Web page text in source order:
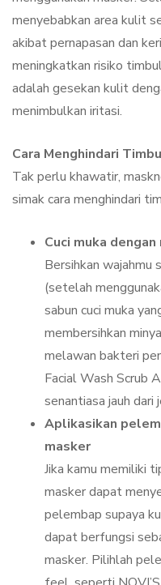
menyebabkan area kulit
akibat pernapasan dan
meningkatkan risiko
adalah gesekan kulit
menimbulkan iritasi.
Cara Menghindari
Tak perlu khawatir,
simak cara menghindari
Cuci muka
Bersihkan wajahmu
(setelah
sabun cuci muka
membersihkan
melawan bakteri
Facial Wash Scrub
senantiasa jauh dari
Aplikasikan
masker
Jika kamu memiliki
masker dapat
pelembap supaya
dapat berfungsi
masker. Pilihlah